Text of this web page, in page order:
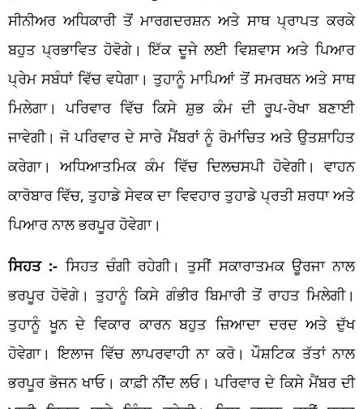
ਸੀਨੀਅਰ ਅਧਿਕਾਰੀ ਤੋਂ ਮਾਰਗਦਰਸ਼ਨ ਅਤੇ ਸਾਥ ਪ੍ਰਾਪਤ ਕਰਕੇ
ਬਹੁਤ ਪ੍ਰਭਾਵਿਤ ਹੋਵੋਗੇ। ਇੱਕ ਦੂਜੇ ਲਈ ਵਿਸ਼ਵਾਸ ਅਤੇ ਪਿਆਰ
ਪ੍ਰੇਮ ਸਬੰਧਾਂ ਵਿੱਚ ਵਧੇਗਾ। ਤੁਹਾਨੂੰ ਮਾਪਿਆਂ ਤੋਂ ਸਮਰਥਨ ਅਤੇ ਸਾਥ
ਮਿਲੇਗਾ। ਪਰਿਵਾਰ ਵਿੱਚ ਕਿਸੇ ਸ਼ੁਭ ਕੰਮ ਦੀ ਰੂਪ-ਰੇਖਾ ਬਣਾਈ
ਜਾਵੇਗੀ। ਜੋ ਪਰਿਵਾਰ ਦੇ ਸਾਰੇ ਮੈਂਬਰਾਂ ਨੂੰ ਰੋਮਾਂਚਿਤ ਅਤੇ ਉਤਸ਼ਾਹਿਤ
ਕਰੇਗਾ। ਅਧਿਆਤਮਿਕ ਕੰਮ ਵਿੱਚ ਦਿਲਚਸਪੀ ਹੋਵੇਗੀ। ਵਾਹਨ
ਕਾਰੋਬਾਰ ਵਿੱਚ, ਤੁਹਾਡੇ ਸੇਵਕ ਦਾ ਵਿਵਹਾਰ ਤੁਹਾਡੇ ਪ੍ਰਤੀ ਸ਼ਰਧਾ ਅਤੇ
ਪਿਆਰ ਨਾਲ ਭਰਪੂਰ ਹੋਵੇਗਾ।
ਸਿਹਤ :- ਸਿਹਤ ਚੰਗੀ ਰਹੇਗੀ। ਤੁਸੀਂ ਸਕਾਰਾਤਮਕ ਊਰਜਾ ਨਾਲ
ਭਰਪੂਰ ਹੋਵੋਗੇ। ਤੁਹਾਨੂੰ ਕਿਸੇ ਗੰਭੀਰ ਬਿਮਾਰੀ ਤੋਂ ਰਾਹਤ ਮਿਲੇਗੀ।
ਤੁਹਾਨੂੰ ਖੂਨ ਦੇ ਵਿਕਾਰ ਕਾਰਨ ਬਹੁਤ ਜ਼ਿਆਦਾ ਦਰਦ ਅਤੇ ਦੁੱਖ
ਹੋਵੇਗਾ। ਇਲਾਜ ਵਿੱਚ ਲਾਪਰਵਾਹੀ ਨਾ ਕਰੋ। ਪੌਸ਼ਟਿਕ ਤੱਤਾਂ ਨਾਲ
ਭਰਪੂਰ ਭੋਜਨ ਖਾਓ। ਕਾਫ਼ੀ ਨੀਂਦ ਲਓ। ਪਰਿਵਾਰ ਦੇ ਕਿਸੇ ਮੈਂਬਰ ਦੀ